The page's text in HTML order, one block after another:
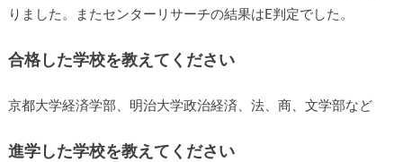
りました。またセンターリサーチの結果はE判定でした。
合格した学校を教えてください
京都大学経済学部、明治大学政治経済、法、商、文学部など
進学した学校を教えてください